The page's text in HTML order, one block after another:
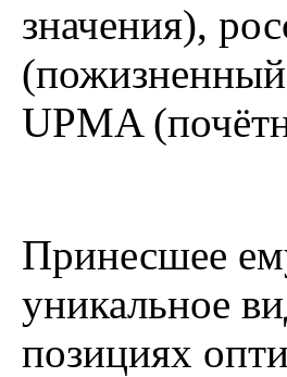
значения),
UPMA
Принесшее
уникальное
позициях